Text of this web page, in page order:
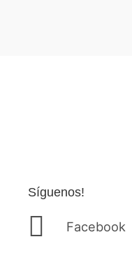
Síguenos!
Facebook